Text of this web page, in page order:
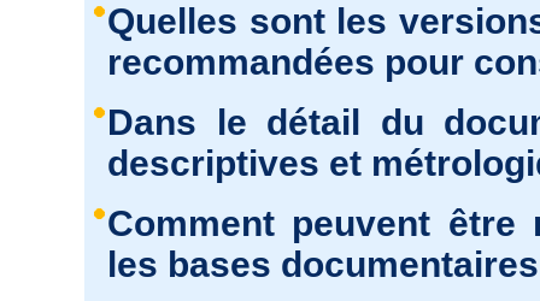
Quelles sont les
recommandées pour
Dans le détail du
descriptives et
Comment peuvent
les bases